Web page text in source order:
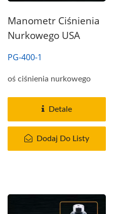
Manometr Ciśnienia
Nurkowego USA
PG-400-1
oś ciśnienia nurkowego
Detale
Dodaj Do Listy